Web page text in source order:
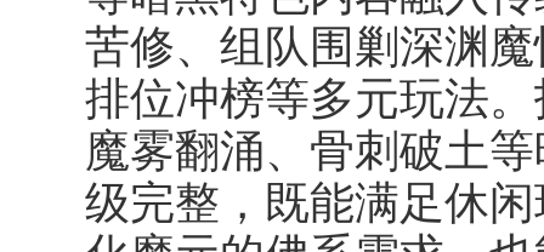
苦修、组队围剿深渊
排位冲榜等多元玩法
魔雾翻涌、骨刺破土
级完整，既能满足休